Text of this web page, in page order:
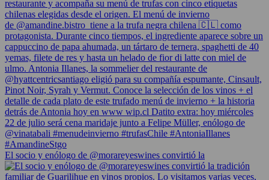
El socio y enólogo de @morareyeswines convirtió la